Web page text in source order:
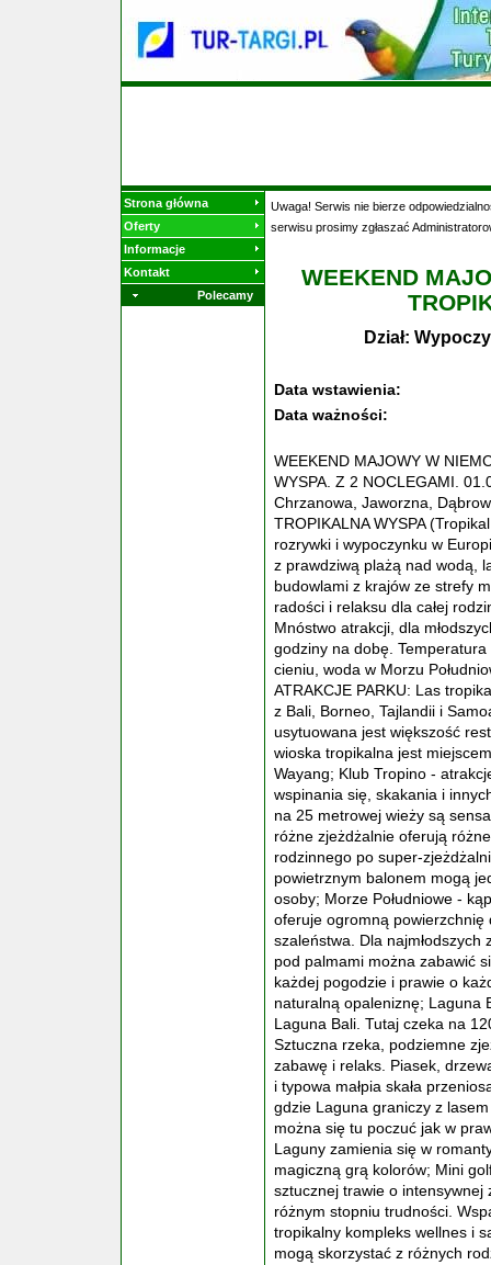
Strona główna
Oferty
Informacje
Kontakt
Polecamy
Uwaga! Serwis nie bierze
serwisu prosimy zgłaszać
WEEKEND
Dział:
Data wstawienia:
Data ważności:
WEEKEND MAJOWY W
WYSPA. Z 2 NOCLEGAMI.
Chrzanowa, Jaworzna,
TROPIKALNA WYSPA
rozrywki i wypoczynku w
z prawdziwą plażą nad wodą,
budowlami z krajów ze strefy
radości i relaksu dla całej
Mnóstwo atrakcji, dla
godziny na dobę.
cieniu, woda w Morzu
ATRAKCJE PARKU: Las
z Bali, Borneo, Tajlandii i
usytuowana jest większość
wioska tropikalna jest
Wayang; Klub Tropino -
wspinania się, skakania i
na 25 metrowej wieży są
różne zjeżdżalnie oferują
rodzinnego po super-
powietrznym balonem mogą
osoby; Morze Południowe -
oferuje ogromną powierzchnię
szaleństwa. Dla
pod palmami można zabawić
każdej pogodzie i prawie o
naturalną opaleniznę; Laguna
Laguna Bali. Tutaj czeka na
Sztuczna rzeka, podziemne
zabawę i relaks. Piasek,
i typowa małpia skała
gdzie Laguna graniczy z
można się tu poczuć jak w
Laguny zamienia się w
magiczną grą kolorów; Mini
sztucznej trawie o intensywnej
różnym stopniu trudności.
tropikalny kompleks wellnes i
mogą skorzystać z różnych